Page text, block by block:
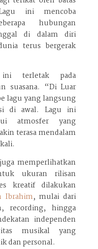
ini mencoba
hubungan
di dalam diri
terus bergerak
terletak pada
suasana. “Di Luar
lagu yang langsung
di awal. Lagu ini
atmosfer yang
terasa mendalam
memperlihatkan
ukuran rilisan
kreatif dilakukan
Ibrahim, mulai dari
recording, hingga
independen
musikal yang
dan personal.